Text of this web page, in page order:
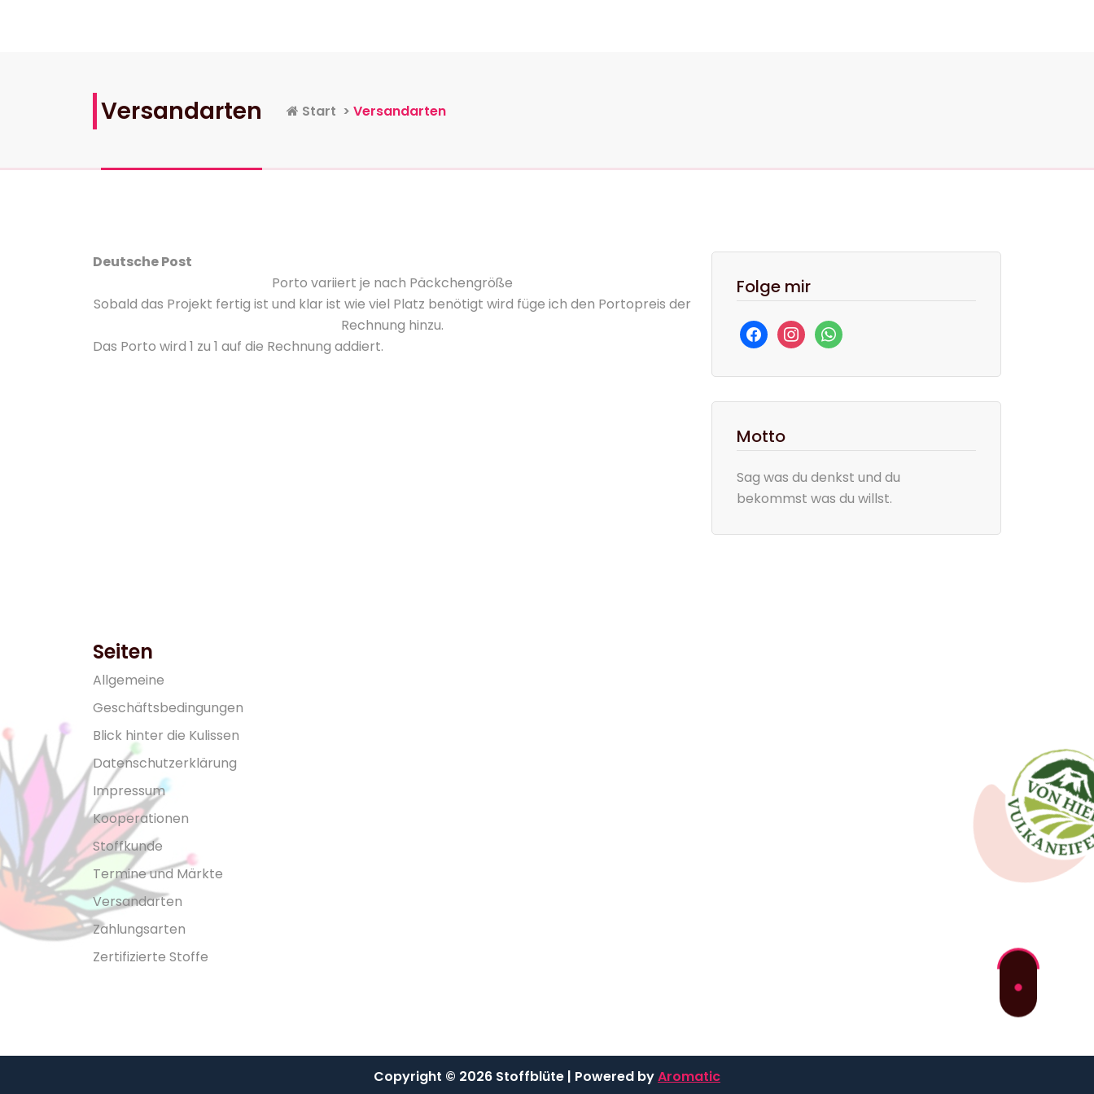
Versandarten Start > Versandarten
Deutsche Post
Porto variiert je nach Päckchengröße
Sobald das Projekt fertig ist und klar ist wie viel Platz benötigt wird füge ich den Portopreis der
Rechnung hinzu.
Das Porto wird 1 zu 1 auf die Rechnung addiert.
Folge mir
facebookinstagramwhatsapp
Motto
Sag was du denkst und du
bekommst was du willst.
Seiten
Allgemeine
Geschäftsbedingungen
Blick hinter die Kulissen
Datenschutzerklärung
Impressum
Kooperationen
Stoffkunde
Termineund Märkte
Versandarten
Zahlungsarten
Zertifizierte Stoffe
Copyright © 2026 Stoffblüte | Powered byAromatic